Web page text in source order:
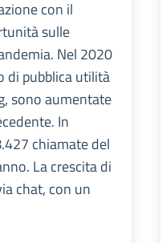
con il
sulle
Nel 2020
di pubblica utilità
sono aumentate
In
chiamate del
La crescita di
chat, con un